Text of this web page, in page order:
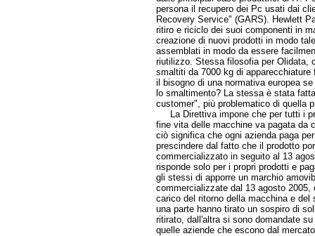
persona il recupero dei Pc usati dai
Recovery Service" (GARS). Hewlett
ritiro e riciclo dei suoi componenti in
creazione di nuovi prodotti in modo
assemblati in modo da essere
riutilizzo. Stessa filosofia per Olidata,
smaltiti da 7000 kg di
il bisogno di una normativa europea
lo smaltimento? La stessa è stata
customer", più problematico di quella
La Direttiva impone che per tutti i
fine vita delle macchine va pagata da
ciò significa che ogni azienda paga
prescindere dal fatto che il prodotto
commercializzato in seguito al 13
risponde solo per i propri prodotti e
gli stessi di apporre un marchio
commercializzate dal 13 agosto
carico del ritorno della macchina e
una parte hanno tirato un sospiro di
ritirato, dall'altra si sono domandate
quelle aziende che escono dal